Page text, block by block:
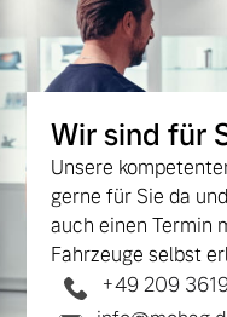
Wir sind für
Unsere
gerne für Sie da
auch einen Termin
Fahrzeuge selbst
+49 209